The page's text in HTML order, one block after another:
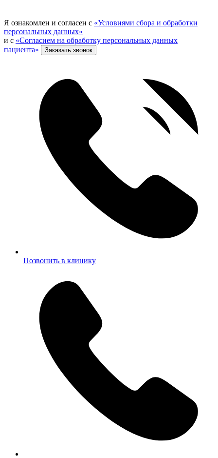
Я ознакомлен и согласен с «Условиями сбора и обработки
персональных данных»
и с «Согласием на обработку персональных данных
пациента»
Заказать звонок
Позвонить в клинику